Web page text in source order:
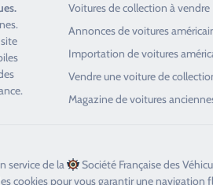
.
.
Voitures de collection à vendre
Annonces de voitures
Importation de voitures
Vendre une voiture de
Magazine de voitures
service de la Société Française des
cookies pour vous garantir une navigation